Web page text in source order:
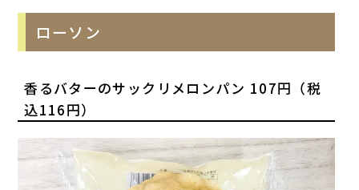
ローソン
香るバターのサックリメロンパン 107円（税
込116円）